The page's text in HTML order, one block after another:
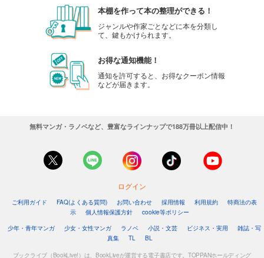
本棚を作って本の整理ができる！
ジャンルや作家ごとなどに本を分類し
て、鍵もかけられます。
お得な通知機能！
通知を許可すると、お得なクーポン情報
などが届きます。
無料マンガ・ラノベなど、豊富なラインナップで188万冊以上配信中！
ログイン
ご利用ガイド FAQ(よくある質問) お問い合わせ 採用情報 利用規約
特商法の表
示
個人情報保護方針
cookie等ポリシー
少年・青年マンガ
少女・女性マンガ ラノベ 小説・文芸 ビジネス・実用
雑誌・写
真集
TL BL
ブックライブ（BookLive!）は、BookLiveが運営する電子書店です。TOPPANホールディング